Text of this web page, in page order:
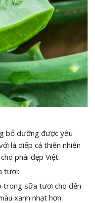
bổ dưỡng được yêu
lá diếp cá thiên nhiên
phái đẹp Việt.
tươi:
trong sữa tươi cho đến
xanh nhạt hơn.